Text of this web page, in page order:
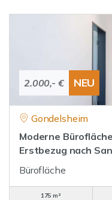
2.000,- € NEU
Gondelsheim
Moderne
Erstbezug nach
Bürofläche
175 m²